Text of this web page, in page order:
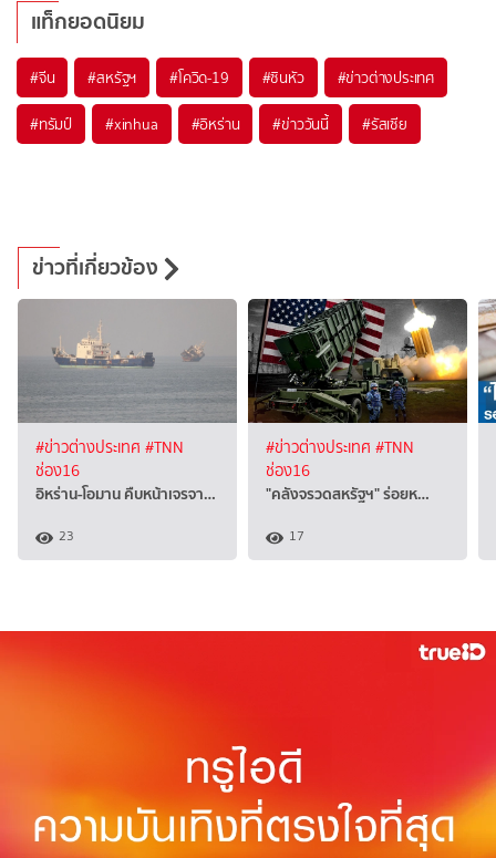
แท็กยอดนิยม
#จีน #สหรัฐฯ #โควิด-19 #ซินหัว #ข่าวต่างประเทศ
#ทรัมป์ #xinhua #อิหร่าน #ข่าววันนี้ #รัสเซีย
ข่าวที่เกี่ยวข้อง
#ข่าวต่างประเทศ #TNN
ช่อง16
อิหร่าน-โอมาน คืบหน้าเจรจา…
23
#ข่าวต่างประเทศ #TNN
ช่อง16
"คลังจรวดสหรัฐฯ" ร่อยห…
17